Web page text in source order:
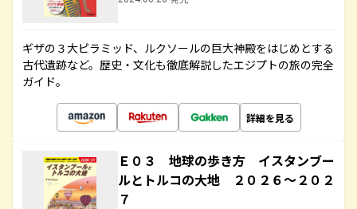
ギザの３大ピラミッド、ルクソールの巨大神殿をはじめとする
古代遺跡など。歴史・文化も徹底解説したエジプトの旅の完全
ガイド。
詳細を見る
Ｅ０３ 地球の歩き方 イスタンブー
ルとトルコの大地 ２０２６～２０２
７